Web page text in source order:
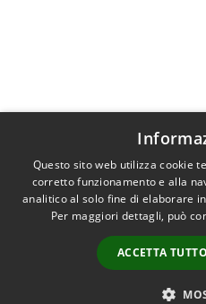
Questo sito web utilizza cookie
corretto funzionamento e alla
analitico al solo fine di elaborare
Per maggiori dettagli, può
ACCETTA TUTTO